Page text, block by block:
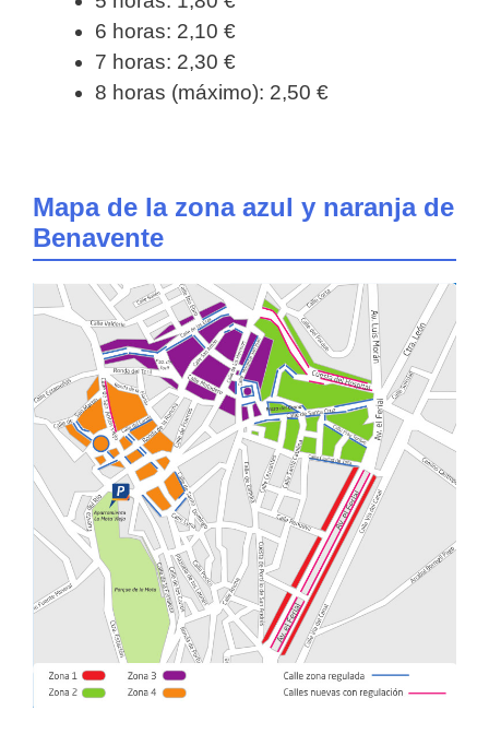
6 horas: 2,10 €
7 horas: 2,30 €
8 horas (máximo): 2,50 €
Mapa de la zona azul y naranja de
Benavente